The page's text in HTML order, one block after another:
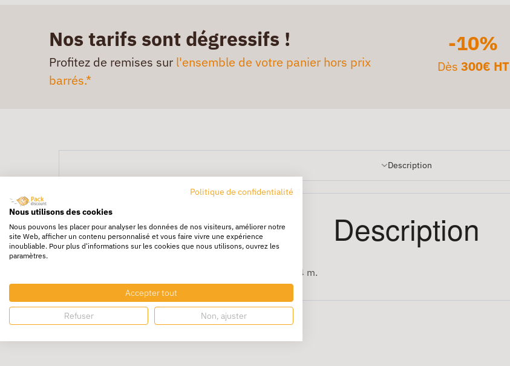
Nos tarifs sont dégressifs !
Profitez de remises sur l'ensemble de votre panier hors prix
barrés.*
-10%
Dès 300€ HT
Description
Description
Abrasif récurant en fibre nylon et polyester. 3 x 0,14 m.
Politique de confidentialité
Nous utilisons des cookies
Nous pouvons les placer pour analyser les données de nos visiteurs, améliorer notre
site Web, afficher un contenu personnalisé et vous faire vivre une expérience
inoubliable. Pour plus d'informations sur les cookies que nous utilisons, ouvrez les
paramètres.
Accepter tout
Refuser Non, ajuster